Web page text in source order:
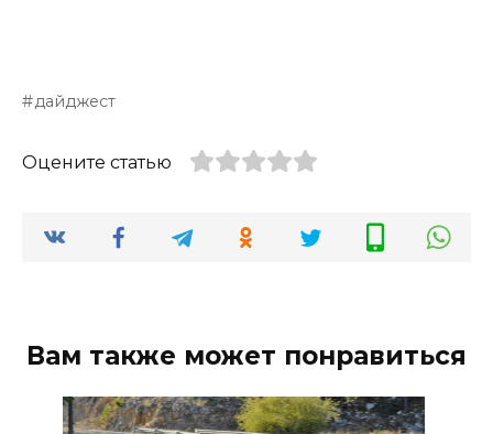
дайджест
Оцените статью
Вам также может понравиться